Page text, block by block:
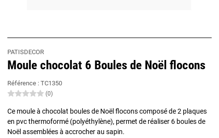
PATISDECOR
Moule chocolat 6 Boules de Noël flocons
Référence : TC1350
(0)
Ce moule à chocolat boules de Noël flocons composé de 2 plaques
en pvc thermoformé (polyéthylène), permet de réaliser 6 boules de
Noël assemblées à accrocher au sapin.